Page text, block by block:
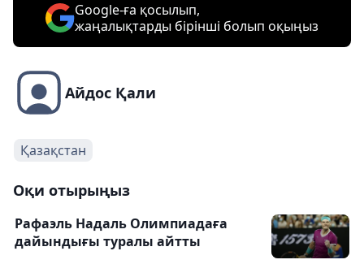
Google-ға қосылып,
жаңалықтарды бірінші болып оқыңыз
Айдос Қали
Қазақстан
Оқи отырыңыз
Рафаэль Надаль Олимпиадаға
дайындығы туралы айтты